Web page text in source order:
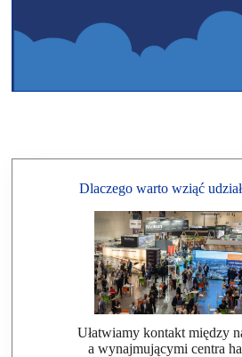
Dlaczego warto wziąć
Ułatwiamy kontakt między
a wynajmującymi centra